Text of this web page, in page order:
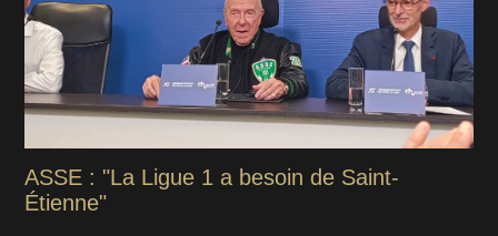
ASSE : "La Ligue 1 a besoin de Saint-
Étienne"